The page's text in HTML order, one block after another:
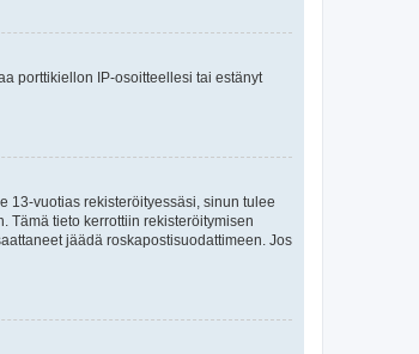
porttikiellon IP-osoitteellesi tai estänyt
13-vuotias rekisteröityessäsi, sinun tulee
Tämä tieto kerrottiin rekisteröitymisen
jäädä roskapostisuodattimeen. Jos